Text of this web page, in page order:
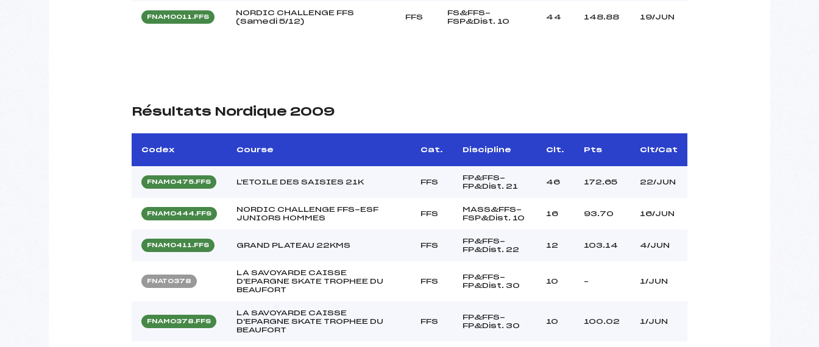
FNAM0011.FFS
NORDIC CHALLENGE FFS
(Samedi 5/12)
FFS
FS&FFS-
FSP&Dist. 10
44 148.88 19/JUN
Résultats Nordique 2009
Codex Course Cat. Discipline Clt. Pts Clt/Cat
FNAM0475.FFS L'ETOILE DES SAISIES 21K FFS
FP&FFS-
FP&Dist. 21
46 172.65 22/JUN
FNAM0444.FFS
NORDIC CHALLENGE FFS-ESF
JUNIORS HOMMES
FFS
MASS&FFS-
FSP&Dist. 10
16 93.70 16/JUN
FNAM0411.FFS GRAND PLATEAU 22KMS FFS
FP&FFS-
FP&Dist. 22
12 103.14 4/JUN
FNAT0378
LA SAVOYARDE CAISSE
D'EPARGNE SKATE TROPHEE DU
BEAUFORT
FFS
FP&FFS-
FP&Dist. 30
10 – 1/JUN
FNAM0378.FFS
LA SAVOYARDE CAISSE
D'EPARGNE SKATE TROPHEE DU
BEAUFORT
FFS
FP&FFS-
FP&Dist. 30
10 100.02 1/JUN